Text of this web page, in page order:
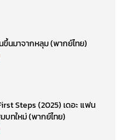
นมาจากหลุม (พากย์ไทย)
Steps (2025) เดอะ แฟน
ทใหม่ (พากย์ไทย)